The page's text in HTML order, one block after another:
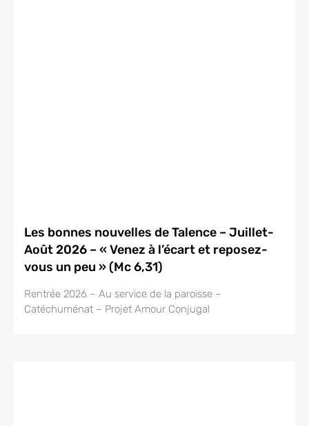
Les bonnes nouvelles de Talence – Juillet-
Août 2026 – « Venez à l’écart et reposez-
vous un peu » (Mc 6,31)
Rentrée 2026 – Au service de la paroisse –
Catéchuménat – Projet Amour Conjugal